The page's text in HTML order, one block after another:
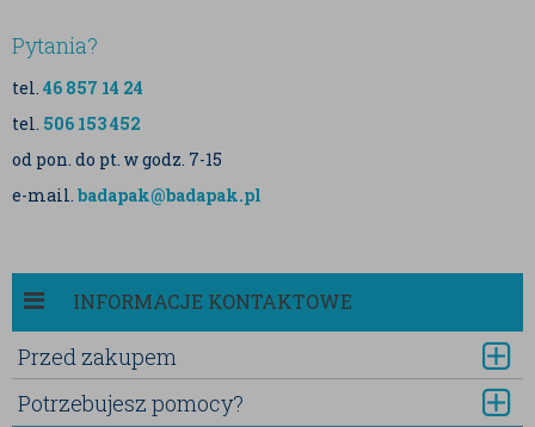
Pytania?
tel. 46 857 14 24
tel. 506 153 452
od pon. do pt. w godz. 7-15
e-mail. badapak@badapak.pl
INFORMACJE KONTAKTOWE
Przed zakupem
Potrzebujesz pomocy?